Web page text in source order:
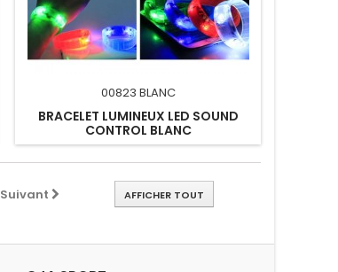
00823 BLANC
BRACELET LUMINEUX LED SOUND
CONTROL BLANC
AFFICHER TOUT
Suivant